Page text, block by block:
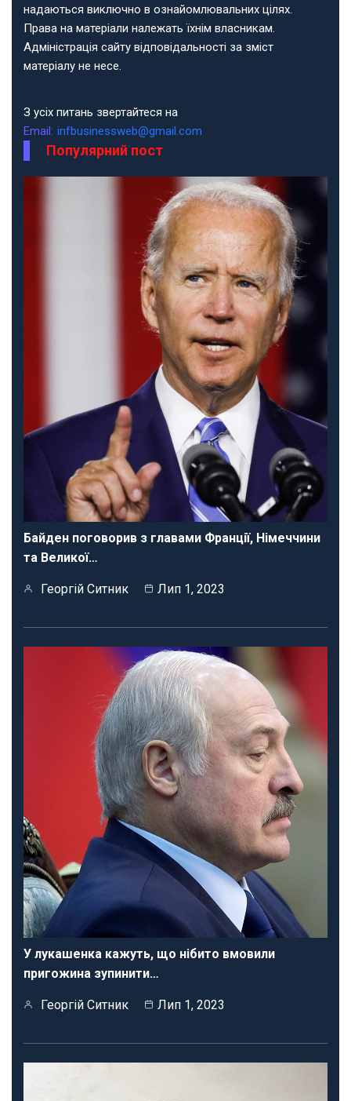
надаються виключно в ознайомлювальних цілях.
Права на матеріали належать їхнім власникам.
Адміністрація сайту відповідальності за зміст
матеріалу не несе.
З усіх питань звертайтеся на
Email: infbusinessweb@gmail.com
Популярний пост
Байден поговорив з главами Франції, Німеччини
та Великої…
Георгій Ситник Лип 1, 2023
У лукашенка кажуть, що нібито вмовили
пригожина зупинити…
Георгій Ситник Лип 1, 2023